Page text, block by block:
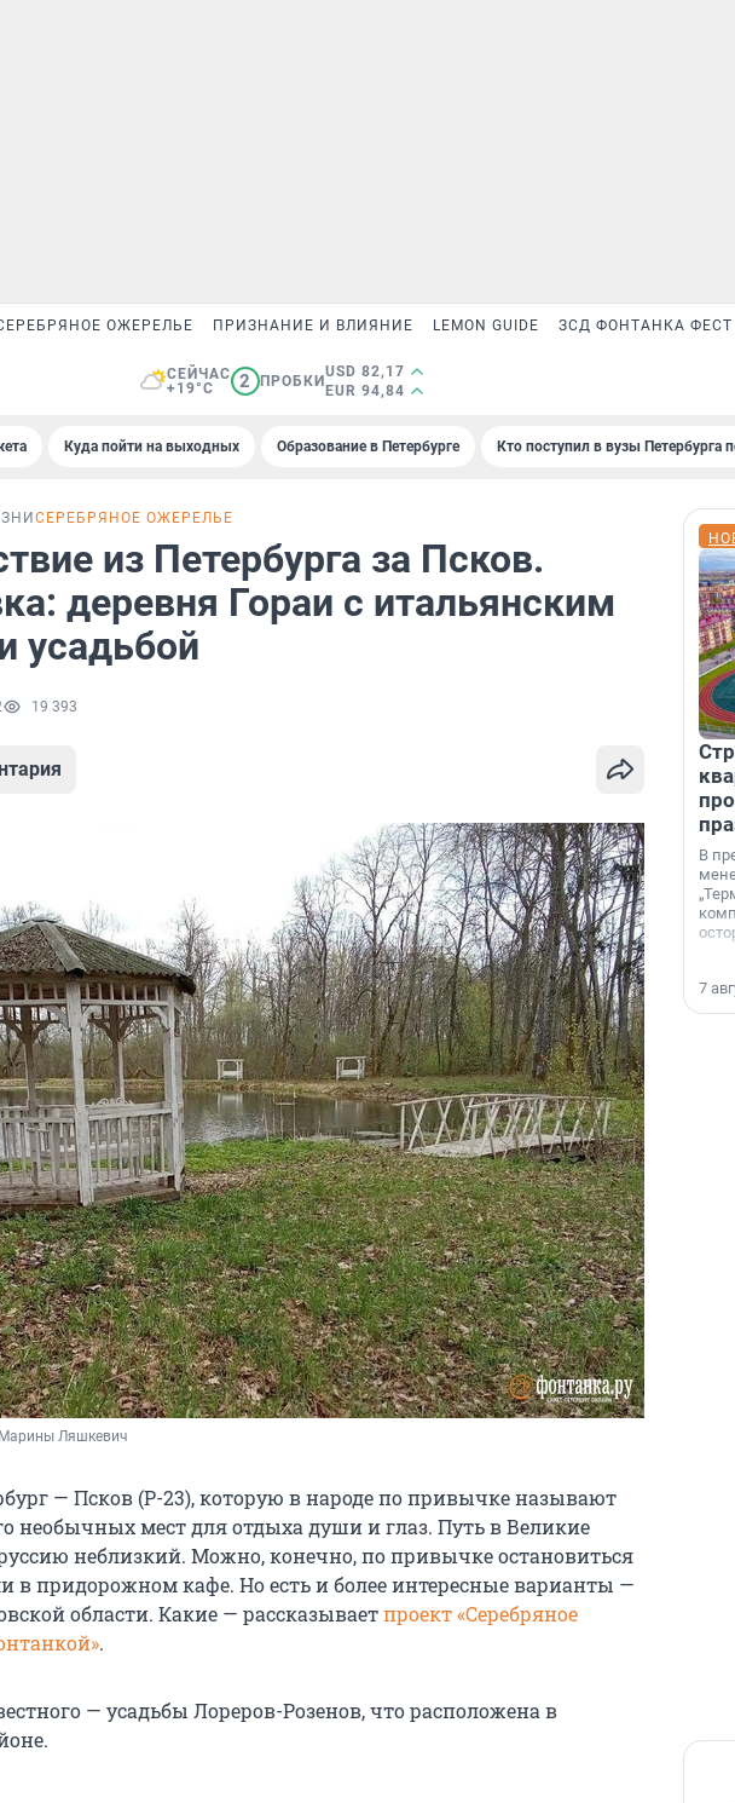
ОЖЕРЕЛЬЕ ПРИЗНАНИЕ И ВЛИЯНИЕ LEMON GUIDE ЗСД ФОНТАНКА ФЕСТ
СЕЙЧАС
+19°C
2 ПРОБКИ
USD 82,17
EUR 94,84
Куда пойти на выходных Образование в Петербурге Кто поступил в вузы Петербурга
СЕРЕБРЯНОЕ ОЖЕРЕЛЬЕ
из Петербурга за Псков.
деревня Гораи с итальянским
усадьбой
19 393
Ляшкевич
— Псков (Р-23), которую в народе по привычке называют
необычных мест для отдыха души и глаз. Путь в Великие
неблизкий. Можно, конечно, по привычке остановиться
в придорожном кафе. Но есть и более интересные варианты —
области. Какие — рассказываетпроект «Серебряное
.
— усадьбы Лореров-Розенов, что расположена в
В
7